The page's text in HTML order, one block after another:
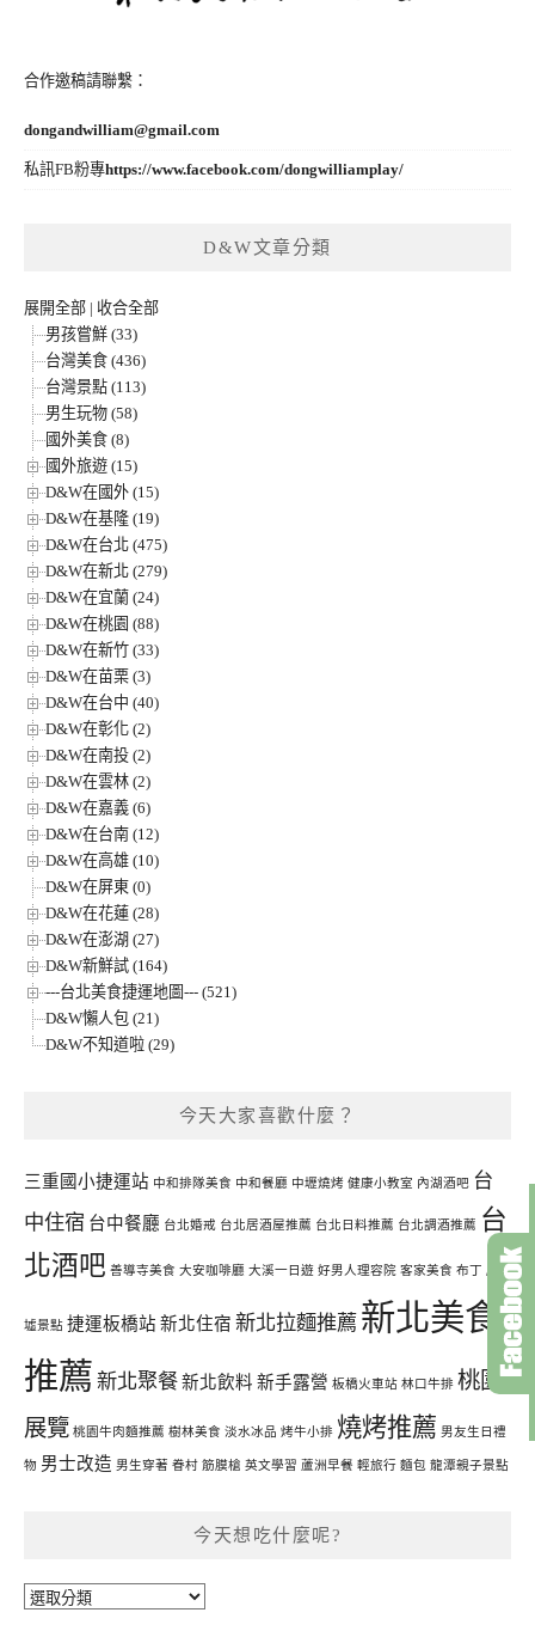
合作邀稿請聯繫：
dongandwilliam@gmail.com
私訊FB粉專https://www.facebook.com/dongwilliamplay/
D&W文章分類
展開全部 | 收合全部
男孩嘗鮮 (33)
台灣美食 (436)
台灣景點 (113)
男生玩物 (58)
國外美食 (8)
國外旅遊 (15)
D&W在國外 (15)
D&W在基隆 (19)
D&W在台北 (475)
D&W在新北 (279)
D&W在宜蘭 (24)
D&W在桃園 (88)
D&W在新竹 (33)
D&W在苗栗 (3)
D&W在台中 (40)
D&W在彰化 (2)
D&W在南投 (2)
D&W在雲林 (2)
D&W在嘉義 (6)
D&W在台南 (12)
D&W在高雄 (10)
D&W在屏東 (0)
D&W在花蓮 (28)
D&W在澎湖 (27)
D&W新鮮試 (164)
---台北美食捷運地圖--- (521)
D&W懶人包 (21)
D&W不知道啦 (29)
今天大家喜歡什麼？
三重國小捷運站 中和排隊美食 中和餐廳 中壢燒烤 健康小教室 內湖酒吧 台
中住宿 台中餐廳 台北婚戒 台北居酒屋推薦 台北日料推薦 台北調酒推薦 台
北酒吧 善導寺美食 大安咖啡廳 大溪一日遊 好男人理容院 客家美食 布丁 廢
墟景點 捷運板橋站 新北住宿 新北拉麵推薦 新北美食
推薦 新北聚餐新北飲料 新手露營 板橋火車站 林口牛排 桃園
展覽 桃園牛肉麵推薦 樹林美食 淡水冰品 烤牛小排 燒烤推薦 男友生日禮
物 男士改造 男生穿著 眷村 筋膜槍 英文學習 蘆洲早餐 輕旅行 麵包 龍潭親子景點
今天想吃什麼呢?
今